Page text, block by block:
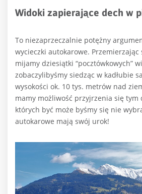
Widoki zapierające dech w
To niezaprzeczalnie potężny
wycieczki autokarowe.
mijamy dziesiątki “pocztówkowych”
zobaczylibyśmy siedząc w kadłubie
wysokości ok. 10 tys. metrów nad
mamy możliwość przyjrzenia się tym
których być może byśmy się nie
autokarowe mają swój urok!